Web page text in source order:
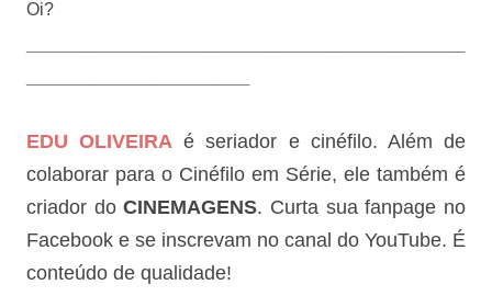
Oi?
EDU OLIVEIRA é seriador e cinéfilo. Além de
colaborar para o Cinéfilo em Série, ele também é
criador doCINEMAGENS. Curta sua fanpage no
Facebook e se inscrevam no canal do YouTube. É
conteúdo de qualidade!